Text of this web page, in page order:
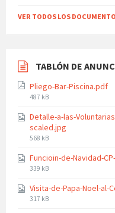
VER TODOS LOS
TABLÓN DE
Pliego-Bar-Piscina.pdf
File
487 kB
Detalle-a-las-
scaled.jpg
File
568 kB
Funcioin-de-Navidad-
File
339 kB
Visita-de-Papa-Noel-al-
File
317 kB